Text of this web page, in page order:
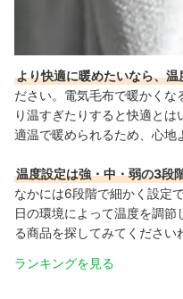
より快適に暖めたいなら、
ださい。電気毛布で暖かくな
り温すぎたりすると快適とは
適温で暖められるため、心地
温度設定は強・中・弱の3段
なかには6段階で細かく設定
日の環境によって温度を調節
る商品を探してみてください
ランキングを見る